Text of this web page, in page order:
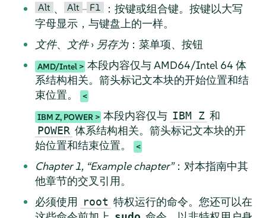
Alt 、 Alt – F1
：按键或组合键。按键以大写
字母显示，与键盘上的一样。
文件、 文件› 另存为：菜单项、按钮
AMD/Intel
本段内容仅与 AMD64/Intel 64 体
系结构相关。箭头标记文本块的开始位置和结
束位置。
IBM Z, POWER 本段内容仅与 IBM Z 和
POWER 体系结构相关。箭头标记文本块的开
始位置和结束位置。
Chapter 1, “Example chapter”：对本指南中其
他章节的交叉引用。
必须使用
root 特权运行的命令。您还可以在